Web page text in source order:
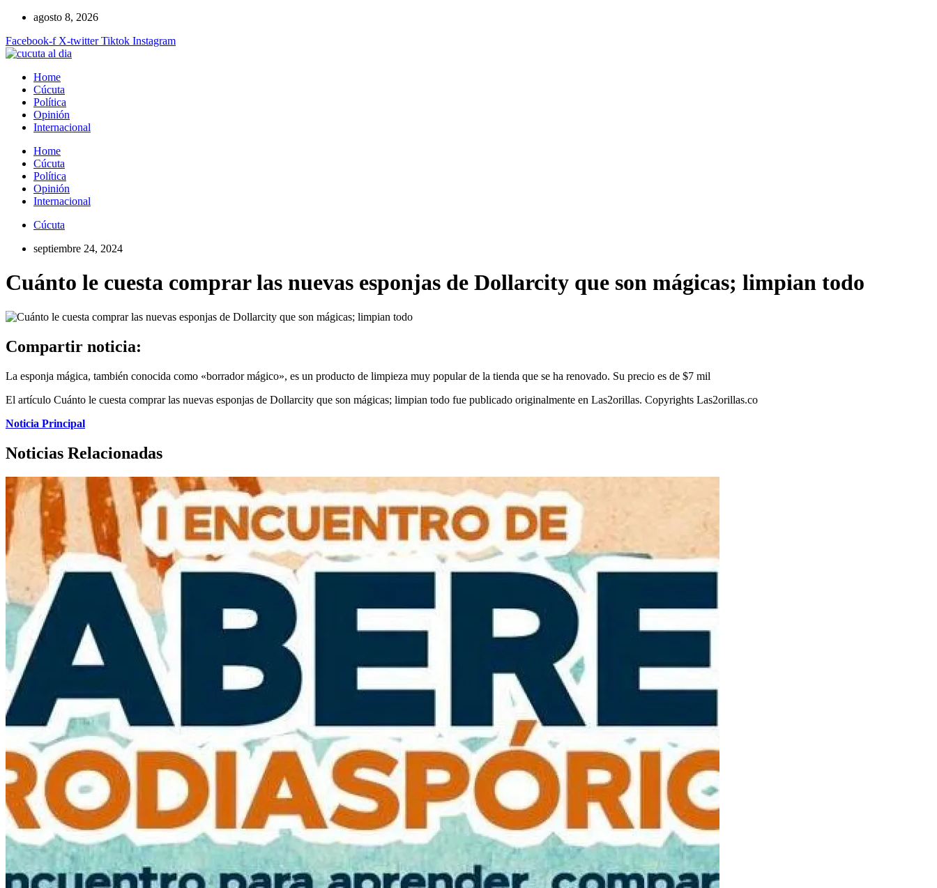
contenido
agosto 8, 2026
Facebook-f X-twitter Tiktok Instagram
Home
Cúcuta
Política
Opinión
Internacional
Home
Cúcuta
Política
Opinión
Internacional
Cúcuta
septiembre 24, 2024
Cuánto le cuesta comprar las nuevas esponjas de Dollarcity que son mágicas; limpian todo
Compartir noticia:
La esponja mágica, también conocida como «borrador mágico», es un producto de limpieza muy popular de la tienda que se ha renovado. Su precio es de $7 mil
El artículo Cuánto le cuesta comprar las nuevas esponjas de Dollarcity que son mágicas; limpian todo fue publicado originalmente en Las2orillas. Copyrights Las2orillas.co
Noticia Principal
Noticias Relacionadas